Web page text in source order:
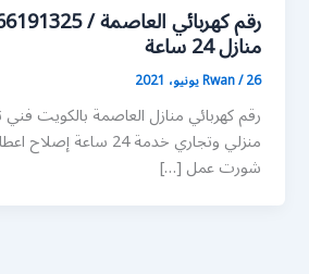
منازل 24 ساعة
Rwan/26 يونيو، 2021
رقم كهربائي منازل العاصمة بالكويت
منزلي وتجاري خدمة 24
شورت عمل […]